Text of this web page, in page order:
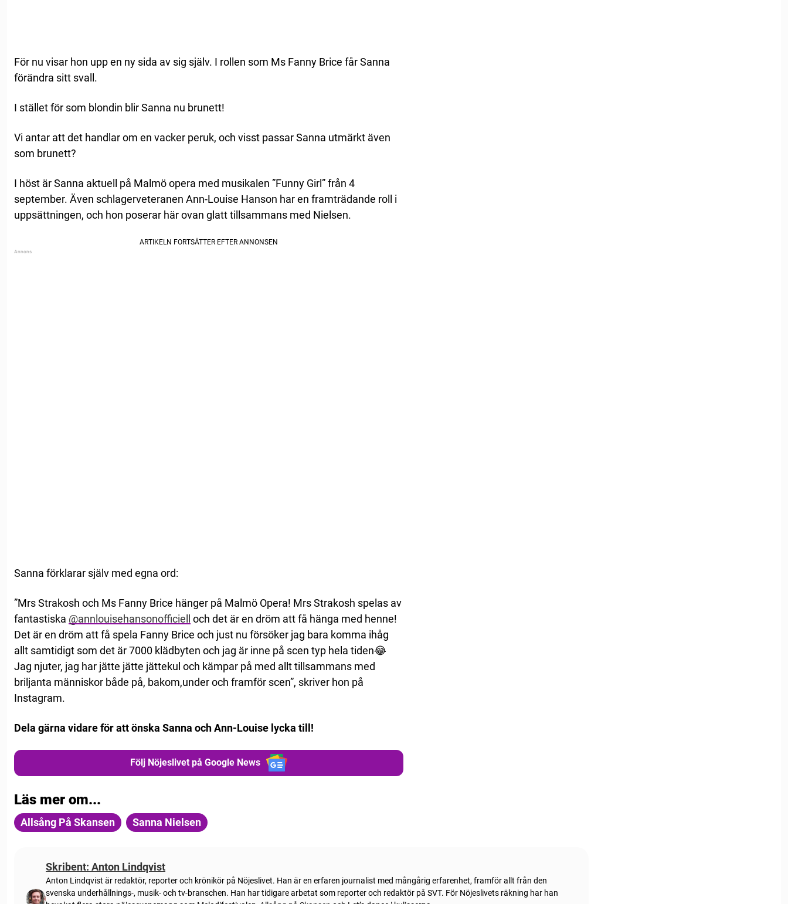
För nu visar hon upp en ny sida av sig själv. I rollen som Ms Fanny Brice får Sanna
förändra sitt svall.
I stället för som blondin blir Sanna nu brunett!
Vi antar att det handlar om en vacker peruk, och visst passar Sanna utmärkt även
som brunett?
I höst är Sanna aktuell på Malmö opera med musikalen ”Funny Girl” från 4
september. Även schlagerveteranen Ann-Louise Hanson har en framträdande roll i
uppsättningen, och hon poserar här ovan glatt tillsammans med Nielsen.
Sanna förklarar själv med egna ord:
”Mrs Strakosh och Ms Fanny Brice hänger på Malmö Opera! Mrs Strakosh spelas av
fantastiska @annlouisehansonofficiell
och det är en dröm att få hänga med henne!
Det är en dröm att få spela Fanny Brice och just nu försöker jag bara komma ihåg
allt samtidigt som det är 7000 klädbyten och jag är inne på scen typ hela tiden😂
Jag njuter, jag har jätte jätte jättekul och kämpar på med allt tillsammans med
briljanta människor både på, bakom,under och framför scen”, skriver hon på
Instagram.
Dela gärna vidare för att önska Sanna och Ann-Louise lycka till!
Följ Nöjeslivet på Google News
Läs mer om...
Allsång På Skansen Sanna Nielsen
Skribent: Anton Lindqvist
Anton Lindqvist är redaktör, reporter och krönikör på Nöjeslivet. Han är en erfaren journalist med mångårig erfarenhet, framför allt från den
svenska underhållnings-, musik- och tv-branschen. Han har tidigare arbetat som reporter och redaktör på SVT. För Nöjeslivets räkning har han